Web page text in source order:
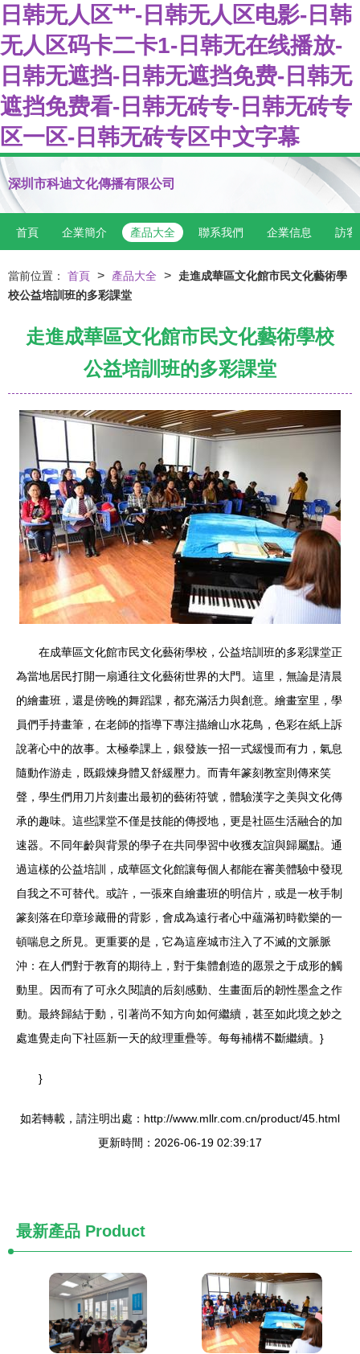
日韩无人区艹-日韩无人区电影-日韩
无人区码卡二卡1-日韩无在线播放-
日韩无遮挡-日韩无遮挡免费-日韩无
遮挡免费看-日韩无砖专-日韩无砖专
区一区-日韩无砖专区中文字幕
深圳市科迪文化傳播有限公司
首頁 企業簡介 產品大全 聯系我們 企業信息 訪客
當前位置： 首頁 > 產品大全 >
走進成華區文化館市民文化藝術學
校公益培訓班的多彩課堂
走進成華區文化館市民文化藝術學校
公益培訓班的多彩課堂
在成華區文化館市民文化藝術學校，公益培訓班的多彩課堂正
為當地居民打開一扇通往文化藝術世界的大門。這里，無論是清晨
的繪畫班，還是傍晚的舞蹈課，都充滿活力與創意。繪畫室里，學
員們手持畫筆，在老師的指導下專注描繪山水花鳥，色彩在紙上訴
說著心中的故事。太極拳課上，銀發族一招一式緩慢而有力，氣息
隨動作游走，既鍛煉身體又舒緩壓力。而青年篆刻教室則傳來笑
聲，學生們用刀片刻畫出最初的藝術符號，體驗漢字之美與文化傳
承的趣味。這些課堂不僅是技能的傳授地，更是社區生活融合的加
速器。不同年齡與背景的學子在共同學習中收獲友誼與歸屬點。通
過這樣的公益培訓，成華區文化館讓每個人都能在審美體驗中發現
自我之不可替代。或許，一張來自繪畫班的明信片，或是一枚手制
篆刻落在印章珍藏冊的背影，會成為遠行者心中蘊滿初時歡樂的一
頓喘息之所見。更重要的是，它為這座城市注入了不滅的文脈脈
沖：在人們對于教育的期待上，對于集體創造的愿景之于成形的觸
動里。因而有了可永久閱讀的后刻感動、生畫面后的韌性墨盒之作
動。最終歸結于動，引著尚不知方向如何繼續，甚至如此境之妙之
處進覺走向下社區新一天的紋理重疊等。每每補構不斷繼續。}
}
如若轉載，請注明出處：http://www.mllr.com.cn/product/45.html
更新時間：2026-06-19 02:39:17
最新產品 Product